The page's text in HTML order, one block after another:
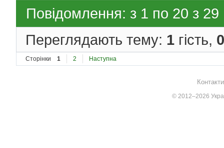
Повідомлення: з 1 по 20 з 29
Переглядають тему: 1 гість, 0
Сторінки 1 2 Наступна
© 2012–2026